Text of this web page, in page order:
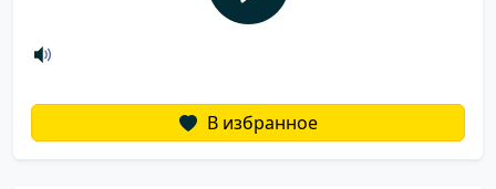
В избранное